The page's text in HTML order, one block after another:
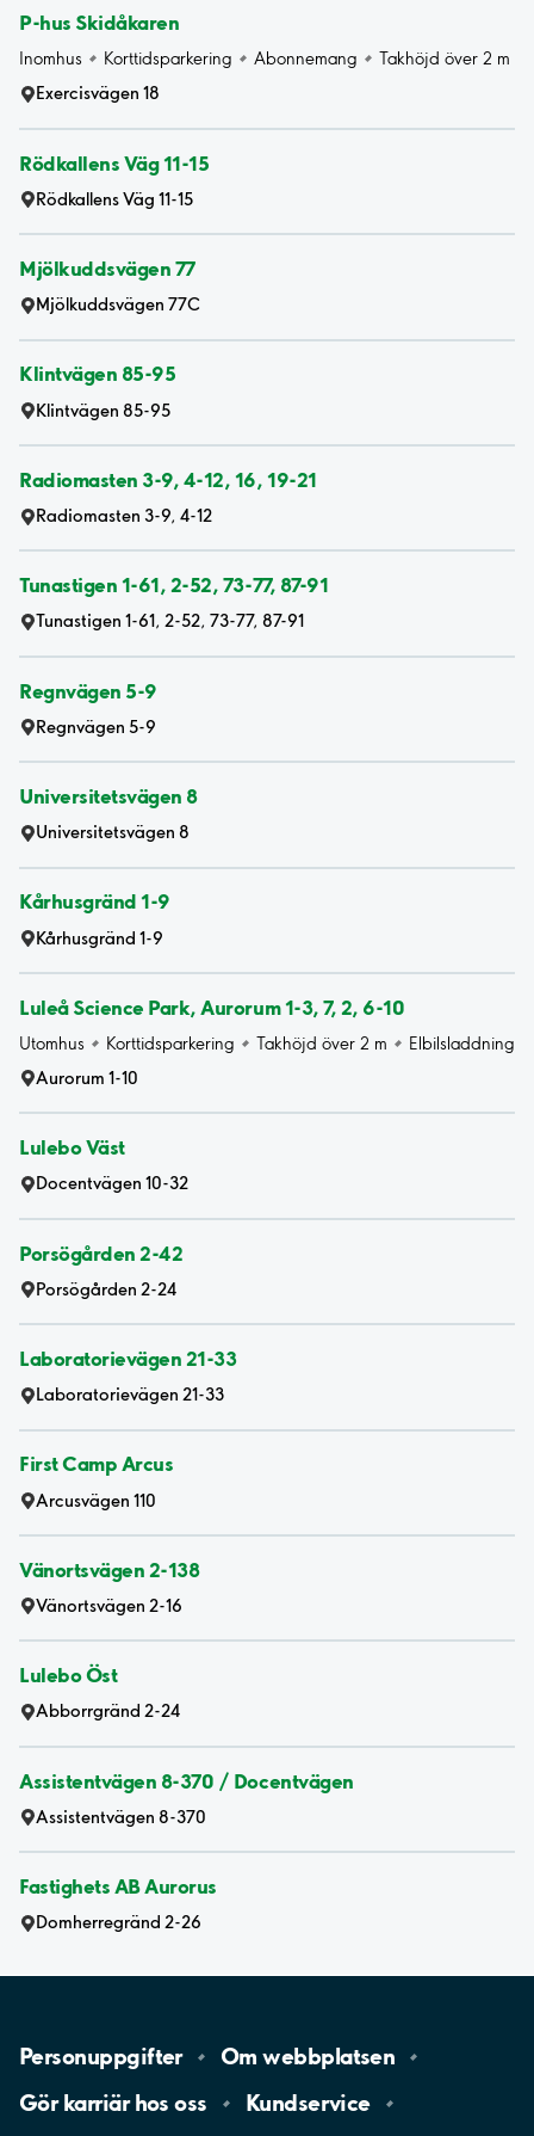
P-hus Skidåkaren
Inomhus Korttidsparkering Abonnemang
Takhöjd över 2 m
Exercisvägen 18
Rödkallens Väg 11-15
Rödkallens Väg 11-15
Mjölkuddsvägen 77
Mjölkuddsvägen 77C
Klintvägen 85-95
Klintvägen 85-95
Radiomasten 3-9, 4-12, 16, 19-21
Radiomasten 3-9, 4-12
Tunastigen 1-61, 2-52, 73-77, 87-91
Tunastigen 1-61, 2-52, 73-77, 87-91
Regnvägen 5-9
Regnvägen 5-9
Universitetsvägen 8
Universitetsvägen 8
Kårhusgränd 1-9
Kårhusgränd 1-9
Luleå Science Park, Aurorum 1-3, 7, 2, 6-10
Utomhus Korttidsparkering Takhöjd över 2 m
Elbilsladdning
Aurorum 1-10
Lulebo Väst
Docentvägen 10-32
Porsögården 2-42
Porsögården 2-24
Laboratorievägen 21-33
Laboratorievägen 21-33
First Camp Arcus
Arcusvägen 110
Vänortsvägen 2-138
Vänortsvägen 2-16
Lulebo Öst
Abborrgränd 2-24
Assistentvägen 8-370 / Docentvägen
Assistentvägen 8-370
Fastighets AB Aurorus
Domherregränd 2-26
Personuppgifter Omwebbplatsen
Gör karriär hososs
Kundservice